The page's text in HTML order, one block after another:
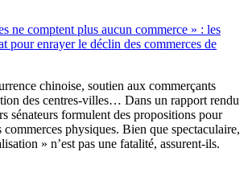
ne comptent plus aucun commerce » : les
pour enrayer le déclin des commerces de
chinoise, soutien aux commerçants
des centres-villes… Dans un rapport rendu
sénateurs formulent des propositions pour
physiques. Bien que spectaculaire,
» n’est pas une fatalité, assurent-ils.